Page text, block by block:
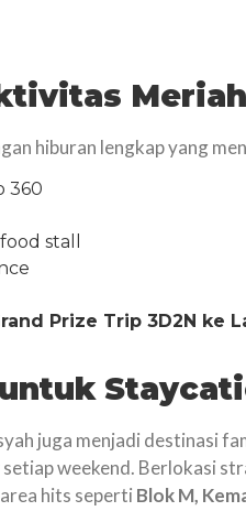
hiburan lengkap yang
360
stall
Prize Trip 3D2N ke
juga menjadi destinasi
weekend. Berlokasi
hits seperti Blok M,